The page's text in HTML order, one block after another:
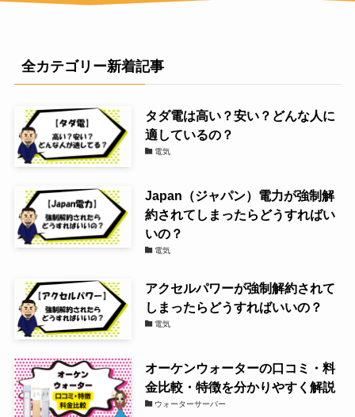
全カテゴリー新着記事
タダ電は高い？安い？どんな人に
適しているの？
電気
Japan（ジャパン）電力が強制解
約されてしまったらどうすればい
いの？
電気
アクセルパワーが強制解約されて
しまったらどうすればいいの？
電気
オーケンウォーターの口コミ・料
金比較・特徴を分かりやすく解説
ウォーターサーバー